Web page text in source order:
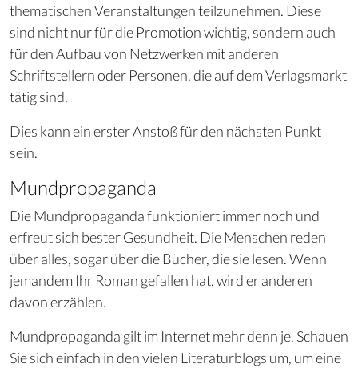
thematischen Veranstaltungen teilzunehmen. Diese
sind nicht nur für die Promotion wichtig, sondern auch
für den Aufbau von Netzwerken mit anderen
Schriftstellern oder Personen, die auf dem Verlagsmarkt
tätig sind.
Dies kann ein erster Anstoß für den nächsten Punkt
sein.
Mundpropaganda
Die Mundpropaganda funktioniert immer noch und
erfreut sich bester Gesundheit. Die Menschen reden
über alles, sogar über die Bücher, die sie lesen. Wenn
jemandem Ihr Roman gefallen hat, wird er anderen
davon erzählen.
Mundpropaganda gilt im Internet mehr denn je. Schauen
Sie sich einfach in den vielen Literaturblogs um, um eine